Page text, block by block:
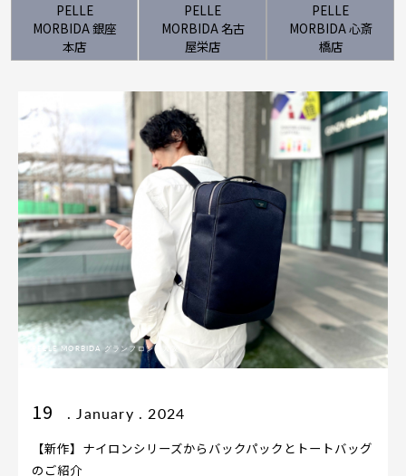
PELLE
MORBIDA 銀座
本店
PELLE
MORBIDA 名古
屋栄店
PELLE
MORBIDA 心斎
橋店
PELLE MORBIDA グランフロント大阪
19 . January . 2024
【新作】ナイロンシリーズからバックパックとトートバッグ
のご紹介